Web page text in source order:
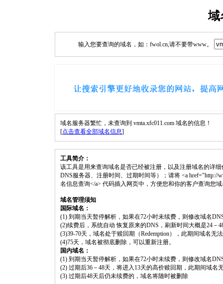
域
输入您要查询的域名，如：fwol.cn,请不要带www。
域名服务器繁忙，未查询到 vmta.xfc011.com 域名的信息！
[点击查看全部域名信息]
工具简介：
该工具是用来查询域名是否已经被注册，以及注册域名的详
DNS服务器、注册时间、过期时间等）；请将 <a href="http://
名信息查询</a> 代码插入网页中，方便您和你的客户查询您
域名管理须知
国际域名：
(1) 到期当天暂停解析，如果在72小时未续费，则修改域名
(2)续费后，系统自动 恢复原来的DNS，刷新时间大概是24－
(3)39-70天，域名处于赎回期（Redemption），此期间域名无
(4)75天，域名被彻底删除，可以重新注册。
国内域名：
(1) 到期当天暂停解析，如果在72小时未续费，则修改域名
(2) 过期后36－48天，将进入13天的高价赎回期，此期间域名
(3) 过期后48天后仍未续费的，域名将随时被删除